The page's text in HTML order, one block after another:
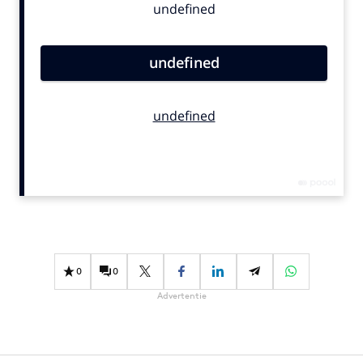
Carriere
Contentmarketing
Digital transformation
Gedragsverandering
Influencer marketing
0 0
Advertentie